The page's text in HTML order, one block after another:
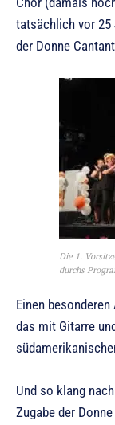
tatsächlich vor 25
der Donne
Die 1.
durchs
Einen
das mit Gitarre
Und so klang
Zugabe der